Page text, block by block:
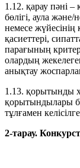
1.12. қарау пәні –
бөлігі, аула және/
немесе жүйесінің
қасиеттері,
парағының
олардың
анықтау
1.13. қорытынды
қорытындылары
тұлғамен
2-тарау.